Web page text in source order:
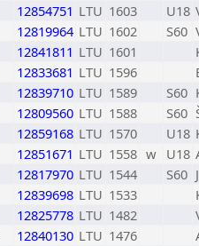
12854751 LTU 1603 U18
12819964 LTU 1602 S60
12841811 LTU 1601
12833681 LTU 1596
12839710 LTU 1589 S60
12809560 LTU 1588 S60
12859168 LTU 1570 U18
12851671 LTU 1558 w U18
12817970 LTU 1544 S60
12839698 LTU 1533
12825778 LTU 1482
12840130 LTU 1476